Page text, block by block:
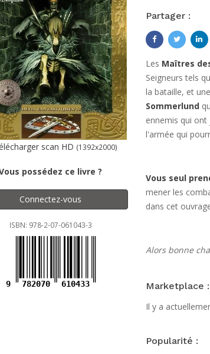
scan HD (1392x2000)
possédez ce livre ?
Connectez-vous
ISBN: 978-2-07-061043-3
9 782070 610433
Partager :
Les Maîtres
Seigneurs tels
la bataille, et
Sommerlund
ennemis qui
l'armée qui
Vous seul
mener les
dans cet
Alors bonne
Marketplace :
Il y a
Popularité :